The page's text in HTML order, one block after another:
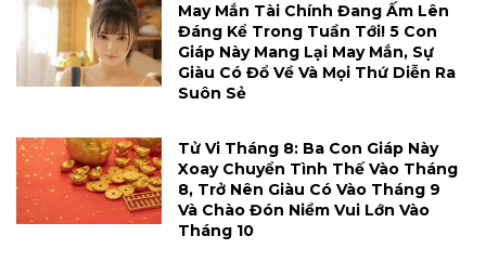
May Mắn Tài Chính Đang Ấm Lên
Đáng Kể Trong Tuần Tới! 5 Con
Giáp Này Mang Lại May Mắn, Sự
Giàu Có Đổ Về Và Mọi Thứ Diễn Ra
Suôn Sẻ
Tử Vi Tháng 8: Ba Con Giáp Này
Xoay Chuyển Tình Thế Vào Tháng
8, Trở Nên Giàu Có Vào Tháng 9
Và Chào Đón Niềm Vui Lớn Vào
Tháng 10